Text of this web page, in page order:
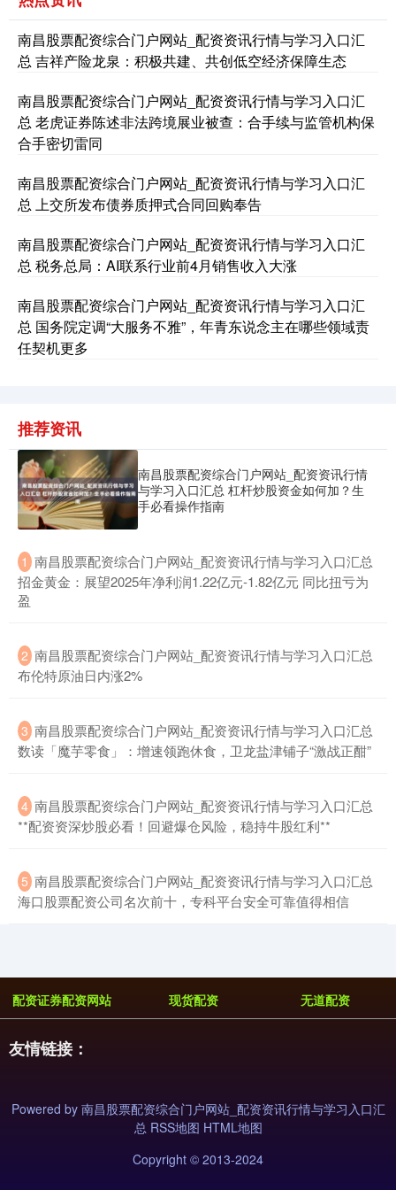
南昌股票配资综合门户网站_配资资讯行情与学习入口汇
总 吉祥产险龙泉：积极共建、共创低空经济保障生态
南昌股票配资综合门户网站_配资资讯行情与学习入口汇
总 老虎证券陈述非法跨境展业被查：合手续与监管机构保
合手密切雷同
南昌股票配资综合门户网站_配资资讯行情与学习入口汇
总 上交所发布债券质押式合同回购奉告
南昌股票配资综合门户网站_配资资讯行情与学习入口汇
总 税务总局：AI联系行业前4月销售收入大涨
南昌股票配资综合门户网站_配资资讯行情与学习入口汇
总 国务院定调“大服务不雅”，年青东说念主在哪些领域责
任契机更多
推荐资讯
南昌股票配资综合门户网站_配资资讯行情
与学习入口汇总 杠杆炒股资金如何加？生
手必看操作指南
1 ​南昌股票配资综合门户网站_配资资讯行情与学习入口汇总
招金黄金：展望2025年净利润1.22亿元-1.82亿元 同比扭亏为
盈
2 ​南昌股票配资综合门户网站_配资资讯行情与学习入口汇总
布伦特原油日内涨2%
3 ​南昌股票配资综合门户网站_配资资讯行情与学习入口汇总
数读「魔芋零食」：增速领跑休食，卫龙盐津铺子“激战正酣”
4 ​南昌股票配资综合门户网站_配资资讯行情与学习入口汇总
**配资资深炒股必看！回避爆仓风险，稳持牛股红利**
5 ​南昌股票配资综合门户网站_配资资讯行情与学习入口汇总
海口股票配资公司名次前十，专科平台安全可靠值得相信
配资证券配资网站 现货配资 无道配资
友情链接：
Powered by 南昌股票配资综合门户网站_配资资讯行情与学习入口汇
总 RSS地图 HTML地图
Copyright © 2013-2024